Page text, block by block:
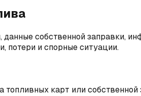
собственной заправки,
потери и спорные ситуации.
карт или